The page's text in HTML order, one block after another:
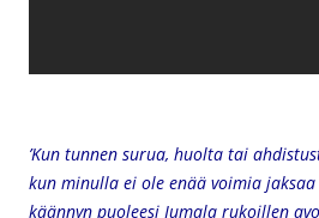
’Kun tunnen surua, huolta tai
kun minulla ei ole enää voimia
käännyn puoleesi Jumala rukoillen